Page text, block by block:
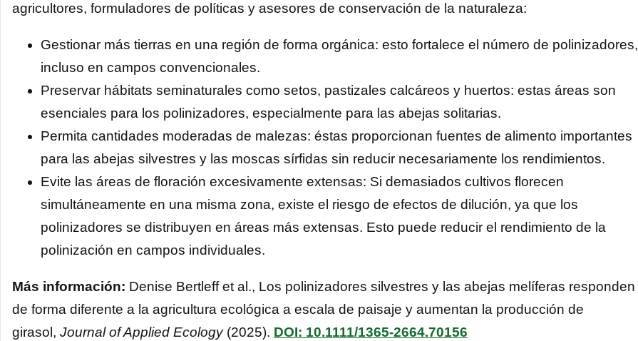
agricultores, formuladores de políticas y asesores de conservación de la naturaleza:
Gestionar más tierras en una región de forma orgánica: esto fortalece el número de polinizadores,
incluso en campos convencionales.
Preservar hábitats seminaturales como setos, pastizales calcáreos y huertos: estas áreas son
esenciales para los polinizadores, especialmente para las abejas solitarias.
Permita cantidades moderadas de malezas: éstas proporcionan fuentes de alimento importantes
para las abejas silvestres y las moscas sírfidas sin reducir necesariamente los rendimientos.
Evite las áreas de floración excesivamente extensas: Si demasiados cultivos florecen
simultáneamente en una misma zona, existe el riesgo de efectos de dilución, ya que los
polinizadores se distribuyen en áreas más extensas. Esto puede reducir el rendimiento de la
polinización en campos individuales.
Más información: Denise Bertleff et al., Los polinizadores silvestres y las abejas melíferas responden
de forma diferente a la agricultura ecológica a escala de paisaje y aumentan la producción de
girasol, Journal of Applied Ecology(2025). DOI: 10.1111/1365-2664.70156